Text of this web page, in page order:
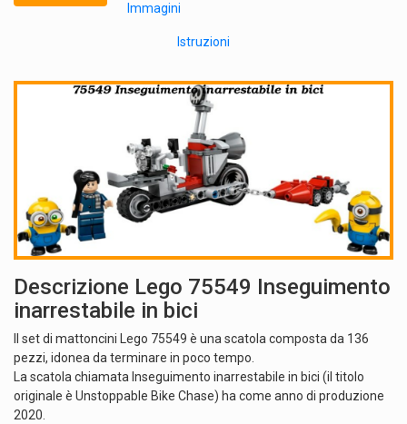
Immagini
Istruzioni
Descrizione Lego 75549 Inseguimento
inarrestabile in bici
Il set di mattoncini Lego 75549 è una scatola composta da 136
pezzi, idonea da terminare in poco tempo.
La scatola chiamata Inseguimento inarrestabile in bici (il titolo
originale è Unstoppable Bike Chase) ha come anno di produzione
2020.